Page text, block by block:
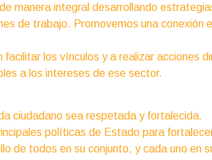
manera integral desarrollando
de trabajo. Promovemos una conexión
los vínculos y a realizar acciones
a los intereses de ese sector.
ciudadano sea respetada y fortalecida.
políticas de Estado para
de todos en su conjunto, y cada uno en